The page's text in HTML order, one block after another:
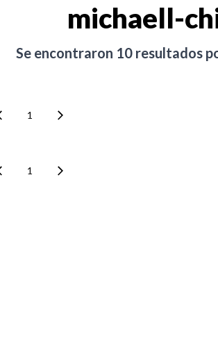
michaell-
Se encontraron 10 resultados
1
1